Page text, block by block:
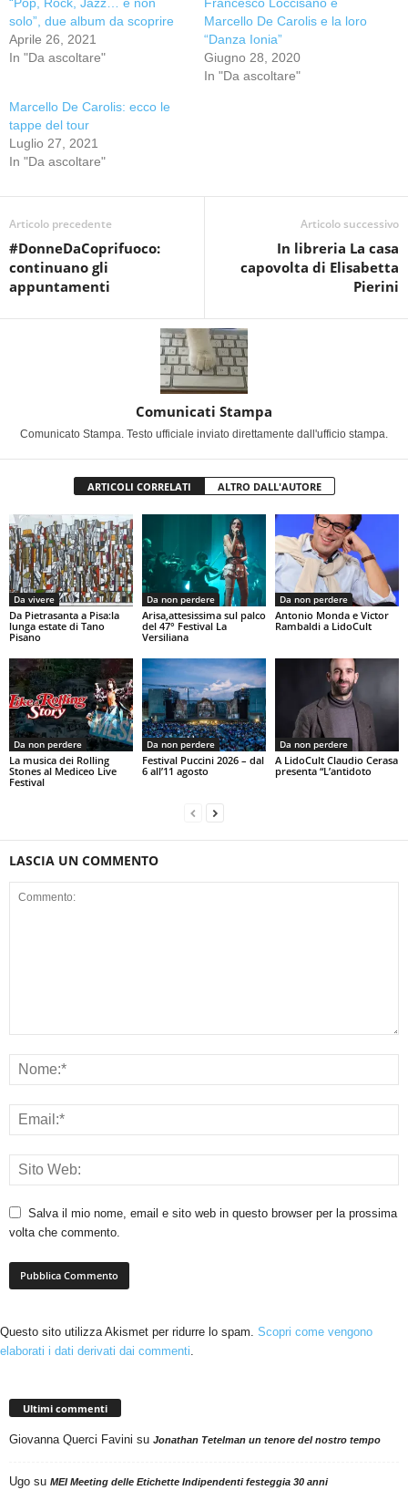
solo”, due album da scoprire
Aprile 26, 2021
In "Da ascoltare"
Marcello De Carolis e la loro
“Danza Ionia”
Giugno 28, 2020
In "Da ascoltare"
Marcello De Carolis: ecco le
tappe del tour
Luglio 27, 2021
In "Da ascoltare"
Articolo precedente
#DonneDaCoprifuoco:
continuano gli
appuntamenti
Articolo successivo
In libreria La casa
capovolta di Elisabetta
Pierini
Comunicati Stampa
Comunicato Stampa. Testo ufficiale inviato direttamente dall'ufficio stampa.
ARTICOLI CORRELATI ALTRO DALL'AUTORE
Da vivere
Da Pietrasanta a Pisa:la
lunga estate di Tano
Pisano
Da non perdere
Arisa,attesissima sul palco
del 47° Festival La
Versiliana
Da non perdere
Antonio Monda e Victor
Rambaldi a LidoCult
Da non perdere
La musica dei Rolling
Stones al Mediceo Live
Festival
Da non perdere
Festival Puccini 2026 – dal
6 all’11 agosto
Da non perdere
A LidoCult Claudio Cerasa
presenta “L’antidoto
LASCIA UN COMMENTO
Salva il mio nome, email e sito web in questo browser per la prossima
volta che commento.
Questo sito utilizza Akismet per ridurre lo spam. Scopri come vengono
elaborati i dati derivati dai commenti.
Ultimi commenti
Giovanna Querci Favini su Jonathan Tetelman un tenore del nostro tempo
Ugo su MEI Meeting delle Etichette Indipendenti festeggia 30 anni